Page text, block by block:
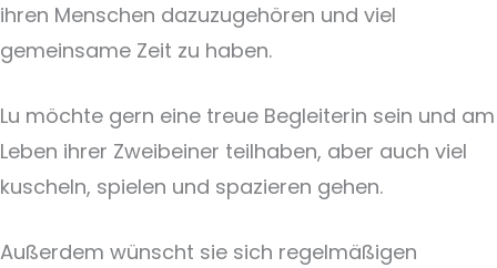
ihren Menschen dazuzugehören und viel
gemeinsame Zeit zu haben.
Lu möchte gern eine treue Begleiterin sein und am
Leben ihrer Zweibeiner teilhaben, aber auch viel
kuscheln, spielen und spazieren gehen.
Außerdem wünscht sie sich regelmäßigen